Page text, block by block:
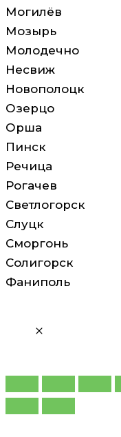
Могилёв
Мозырь
Молодечно
Несвиж
Новополоцк
Озерцо
Орша
Пинск
Речица
Рогачев
Светлогорск
Слуцк
Сморгонь
Солигорск
Фаниполь